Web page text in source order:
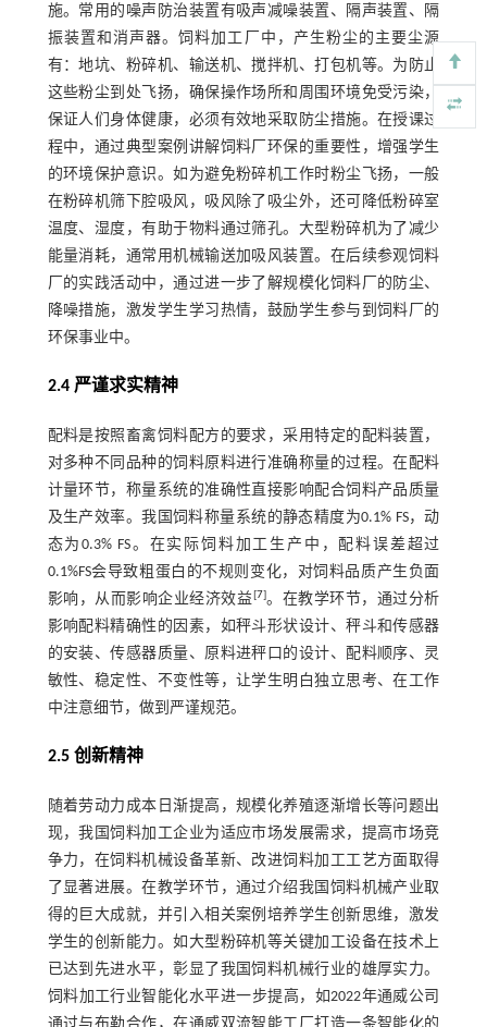
施。常用的噪声防治装置有吸声减噪装置、隔声装置、隔
振装置和消声器。饲料加工厂中，产生粉尘的主要尘源
有：地坑、粉碎机、输送机、搅拌机、打包机等。为防止
这些粉尘到处飞扬，确保操作场所和周围环境免受污染，
保证人们身体健康，必须有效地采取防尘措施。在授课过
程中，通过典型案例讲解饲料厂环保的重要性，增强学生
的环境保护意识。如为避免粉碎机工作时粉尘飞扬，一般
在粉碎机筛下腔吸风，吸风除了吸尘外，还可降低粉碎室
温度、湿度，有助于物料通过筛孔。大型粉碎机为了减少
能量消耗，通常用机械输送加吸风装置。在后续参观饲料
厂的实践活动中，通过进一步了解规模化饲料厂的防尘、
降噪措施，激发学生学习热情，鼓励学生参与到饲料厂的
环保事业中。
2.4 严谨求实精神
配料是按照畜禽饲料配方的要求，采用特定的配料装置，
对多种不同品种的饲料原料进行准确称量的过程。在配料
计量环节，称量系统的准确性直接影响配合饲料产品质量
及生产效率。我国饲料称量系统的静态精度为0.1% FS，动
态为0.3% FS。在实际饲料加工生产中，配料误差超过
0.1%FS会导致粗蛋白的不规则变化，对饲料品质产生负面
影响，从而影响企业经济效益[7]。在教学环节，通过分析
影响配料精确性的因素，如秤斗形状设计、秤斗和传感器
的安装、传感器质量、原料进秤口的设计、配料顺序、灵
敏性、稳定性、不变性等，让学生明白独立思考、在工作
中注意细节，做到严谨规范。
2.5 创新精神
随着劳动力成本日渐提高，规模化养殖逐渐增长等问题出
现，我国饲料加工企业为适应市场发展需求，提高市场竞
争力，在饲料机械设备革新、改进饲料加工工艺方面取得
了显著进展。在教学环节，通过介绍我国饲料机械产业取
得的巨大成就，并引入相关案例培养学生创新思维，激发
学生的创新能力。如大型粉碎机等关键加工设备在技术上
已达到先进水平，彰显了我国饲料机械行业的雄厚实力。
饲料加工行业智能化水平进一步提高，如2022年通威公司